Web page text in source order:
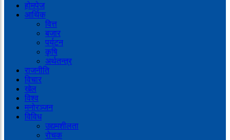
होमपेज
आर्थिक
वित्त
बजार
पर्यटन
कृषि
अर्थतन्त्र
राजनीति
विचार
खेल
विश्व
मनोरञ्जन
विविध
उद्यमशीलता
रोचक